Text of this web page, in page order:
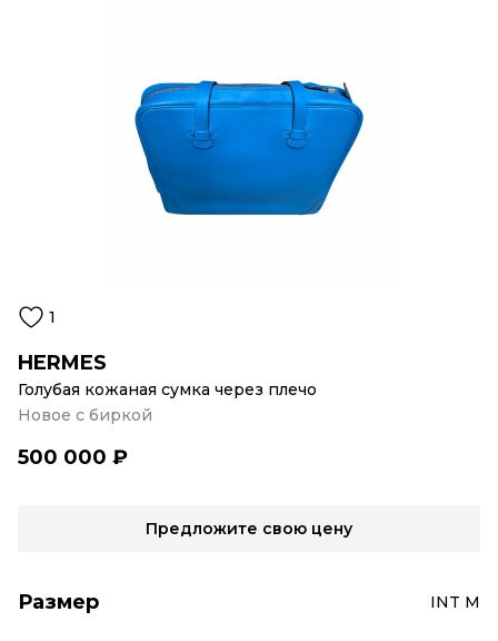
1
HERMES
Голубая кожаная сумка через плечо
Новое с биркой
500 000 ₽
Предложите свою цену
Размер INT M